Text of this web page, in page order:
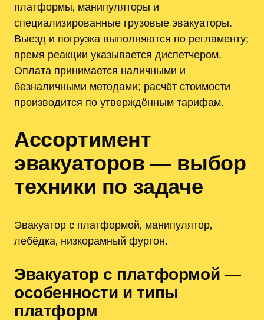
платформы‚ манипуляторы и
специализированные грузовые эвакуаторы.
Выезд и погрузка выполняются по регламенту;
время реакции указывается диспетчером.
Оплата принимается наличными и
безналичными методами; расчёт стоимости
производится по утверждённым тарифам.
Ассортимент
эвакуаторов — выбор
техники по задаче
Эвакуатор с платформой‚ манипулятор‚
лебёдка‚ низкорамный фургон.
Эвакуатор с платформой —
особенности и типы
платформ